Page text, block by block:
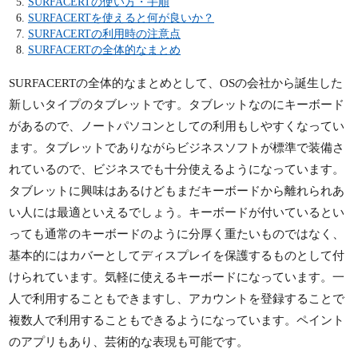
SURFACERTを使えると何が良いか？
SURFACERTの利用時の注意点
SURFACERTの全体的なまとめ
SURFACERTの全体的なまとめとして、OSの会社から誕生した
新しいタイプのタブレットです。タブレットなのにキーボード
があるので、ノートパソコンとしての利用もしやすくなってい
ます。タブレットでありながらビジネスソフトが標準で装備さ
れているので、ビジネスでも十分使えるようになっています。
タブレットに興味はあるけどもまだキーボードから離れられあ
い人には最適といえるでしょう。キーボードが付いているとい
っても通常のキーボードのように分厚く重たいものではなく、
基本的にはカバーとしてディスプレイを保護するものとして付
けられています。気軽に使えるキーボードになっています。一
人で利用することもできますし、アカウントを登録することで
複数人で利用することもできるようになっています。ペイント
のアプリもあり、芸術的な表現も可能です。